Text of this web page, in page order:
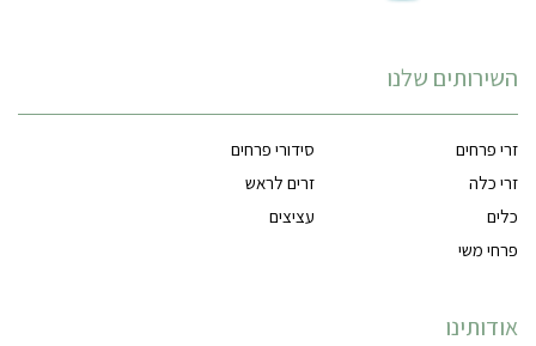
השירותים שלנו
זרי פרחים
סידורי פרחים
זרי כלה
זרים לראש
כלים
עציצים
פרחי משי
אודותינו